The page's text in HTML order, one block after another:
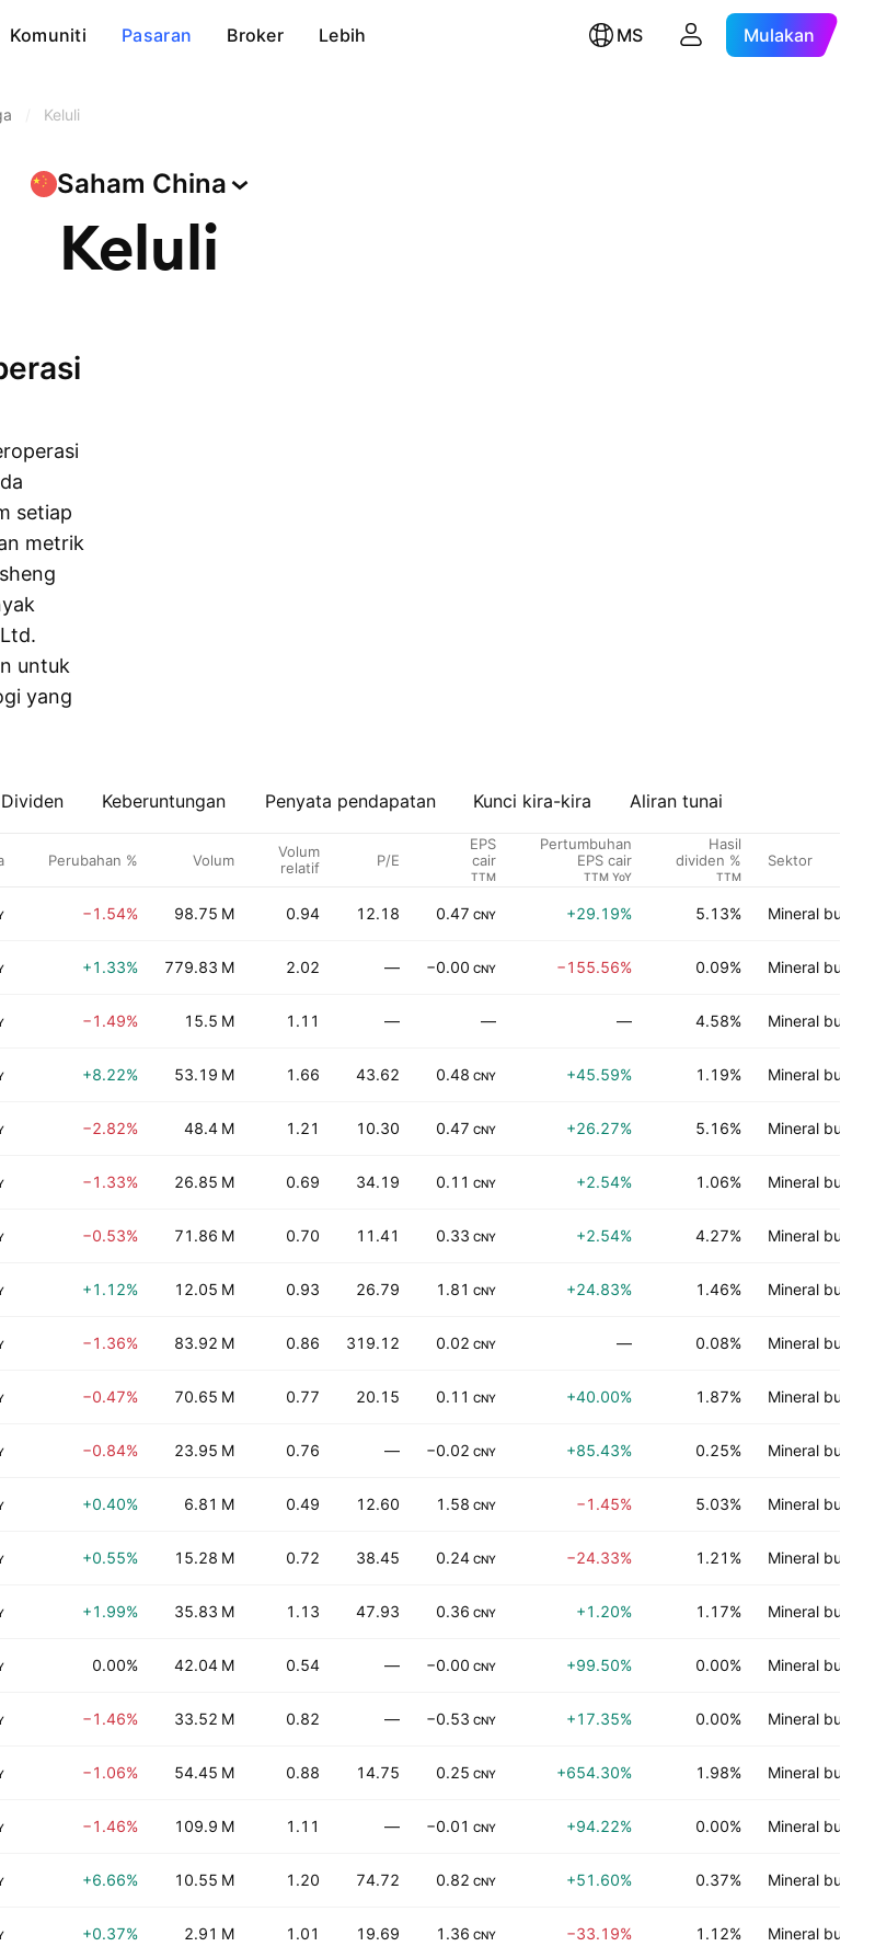
Komuniti Pasaran Broker Lebih MS Mulakan
Keluli
Saham China
Keluli
setiap
metrik
untuk
yang
Dividen Keberuntungan Penyata pendapatan Kunci kira-kira Aliran tunai
Perubahan % Volum
Volum
relatif
P/E
EPS
cair
TTM
Pertumbuhan
EPS cair
TTM YoY
Hasil
dividen %
TTM
Sektor
−1.54% 98.75 M 0.94 12.18 0.47 CNY +29.19% 5.13% Mineral bukan
+1.33% 779.83 M 2.02 — −0.00 CNY −155.56% 0.09% Mineral bukan
−1.49% 15.5 M 1.11 — — — 4.58% Mineral bukan
+8.22% 53.19 M 1.66 43.62 0.48 CNY +45.59% 1.19% Mineral bukan
−2.82% 48.4 M 1.21 10.30 0.47 CNY +26.27% 5.16% Mineral bukan
−1.33% 26.85 M 0.69 34.19 0.11 CNY +2.54% 1.06% Mineral bukan
−0.53% 71.86 M 0.70 11.41 0.33 CNY +2.54% 4.27% Mineral bukan
+1.12% 12.05 M 0.93 26.79 1.81 CNY +24.83% 1.46% Mineral bukan
−1.36% 83.92 M 0.86 319.12 0.02 CNY — 0.08% Mineral bukan
−0.47% 70.65 M 0.77 20.15 0.11 CNY +40.00% 1.87% Mineral bukan
−0.84% 23.95 M 0.76 — −0.02 CNY +85.43% 0.25% Mineral bukan
+0.40% 6.81 M 0.49 12.60 1.58 CNY −1.45% 5.03% Mineral bukan
+0.55% 15.28 M 0.72 38.45 0.24 CNY −24.33% 1.21% Mineral bukan
+1.99% 35.83 M 1.13 47.93 0.36 CNY +1.20% 1.17% Mineral bukan
0.00% 42.04 M 0.54 — −0.00 CNY +99.50% 0.00% Mineral bukan
−1.46% 33.52 M 0.82 — −0.53 CNY +17.35% 0.00% Mineral bukan
−1.06% 54.45 M 0.88 14.75 0.25 CNY +654.30% 1.98% Mineral bukan
−1.46% 109.9 M 1.11 — −0.01 CNY +94.22% 0.00% Mineral bukan
+6.66% 10.55 M 1.20 74.72 0.82 CNY +51.60% 0.37% Mineral bukan
+0.37% 2.91 M 1.01 19.69 1.36 CNY −33.19% 1.12% Mineral bukan